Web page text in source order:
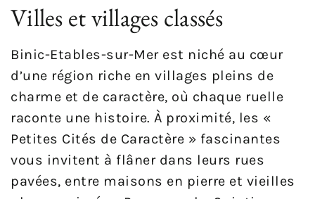
Villes et villages classés
Binic-Etables-sur-Mer est niché au cœur
d’une région riche en villages pleins de
charme et de caractère, où chaque ruelle
raconte une histoire. À proximité, les «
Petites Cités de Caractère » fascinantes
vous invitent à flâner dans leurs rues
pavées, entre maisons en pierre et vieilles